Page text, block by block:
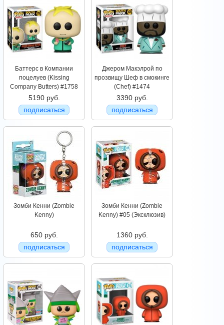
Баттерс в Компании
поцелуев (Kissing
Company Butters) #1758
5190 руб.
подписаться
Джером Макэлрой по
прозвищу Шеф в смокинге
(Chef) #1474
3390 руб.
подписаться
Зомби Кенни (Zombie
Kenny)
650 руб.
подписаться
Зомби Кенни (Zombie
Kenny) #05 (Эксклюзив)
1360 руб.
подписаться